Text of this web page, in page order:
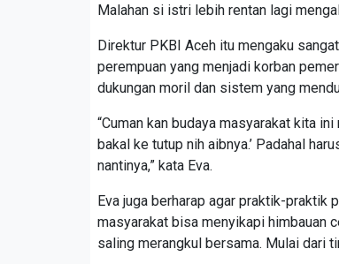
Malahan si istri lebih rentan lagi
Direktur PKBI Aceh itu mengaku
perempuan yang menjadi korban
dukungan moril dan sistem yang
“Cuman kan budaya masyarakat kita
bakal ke tutup nih aibnya.’ Padahal
nantinya,” kata Eva.
Eva juga berharap agar praktik-praktik
masyarakat bisa menyikapi himbauan
saling merangkul bersama. Mulai dari